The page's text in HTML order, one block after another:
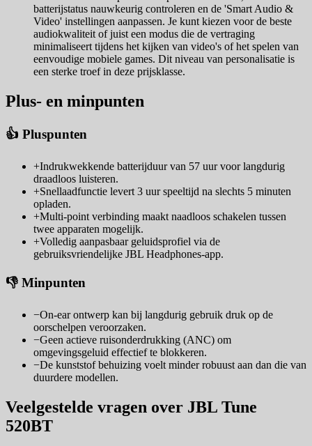
batterijstatus nauwkeurig controleren en de 'Smart Audio &
Video' instellingen aanpassen. Je kunt kiezen voor de beste
audiokwaliteit of juist een modus die de vertraging
minimaliseert tijdens het kijken van video's of het spelen van
eenvoudige mobiele games. Dit niveau van personalisatie is
een sterke troef in deze prijsklasse.
Plus- en minpunten
👍 Pluspunten
+Indrukwekkende batterijduur van 57 uur voor langdurig
draadloos luisteren.
+Snellaadfunctie levert 3 uur speeltijd na slechts 5 minuten
opladen.
+Multi-point verbinding maakt naadloos schakelen tussen
twee apparaten mogelijk.
+Volledig aanpasbaar geluidsprofiel via de
gebruiksvriendelijke JBL Headphones-app.
👎 Minpunten
−On-ear ontwerp kan bij langdurig gebruik druk op de
oorschelpen veroorzaken.
−Geen actieve ruisonderdrukking (ANC) om
omgevingsgeluid effectief te blokkeren.
−De kunststof behuizing voelt minder robuust aan dan die van
duurdere modellen.
Veelgestelde vragen over JBL Tune
520BT